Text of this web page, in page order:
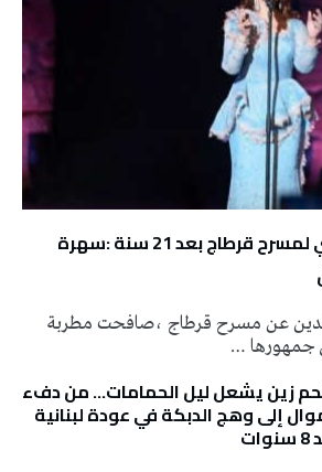
عودة ميادة الحناوي لمسرح قرطاج بعد 21 سنة :سهرة
عن مسرح قرطاج ،صافحت مطربة
جمهورها …
زين يشعل ليل الحمامات… من دفء
إلى وهج الدبكة في عودة لبنانية